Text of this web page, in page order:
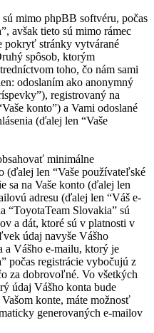
mimo phpBB softvéru, počas
avšak tieto sú mimo rámec
pokryť stránky vytvárané
spôsob, ktorým
toho, čo nám sami
odoslaním ako anonymný
registrovaný na
konto”) a Vami odoslané
(ďalej len “Vaše
minimálne
(ďalej len “Vaše používateľské
sa na Vaše konto (ďalej len
adresu (ďalej len “Váš e-
“ToyotaTeam Slovakia” sú
a dát, ktoré sú v platnosti v
údaj navyše Vášho
a Vášho e-mailu, ktorý je
počas registrácie vybočujú z
za dobrovoľné. Vo všetkých
údaj Vášho konta bude
konte, máte možnosť
generovaných e-mailov